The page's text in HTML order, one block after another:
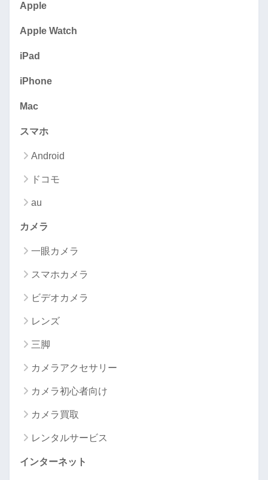
Apple
Apple Watch
iPad
iPhone
Mac
スマホ
Android
ドコモ
au
カメラ
一眼カメラ
スマホカメラ
ビデオカメラ
レンズ
三脚
カメラアクセサリー
カメラ初心者向け
カメラ買取
レンタルサービス
インターネット